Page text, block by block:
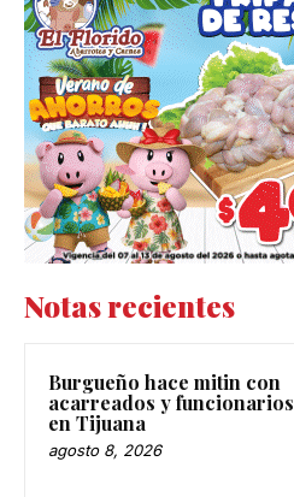
Notas recientes
Burgueño hace mitin con
acarreados y funcionarios
en Tijuana
agosto 8, 2026